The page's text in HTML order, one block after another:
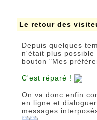
Le retour des
Depuis quelques
n'était plus
bouton "Mes
C'est réparé !
On va donc enfin
en ligne et
messages